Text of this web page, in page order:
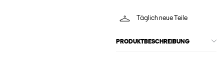
Täglich neue Teile
PRODUKTBESCHREIBUNG